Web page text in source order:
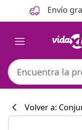
Anterior
Siguiente Envío
Volver a: